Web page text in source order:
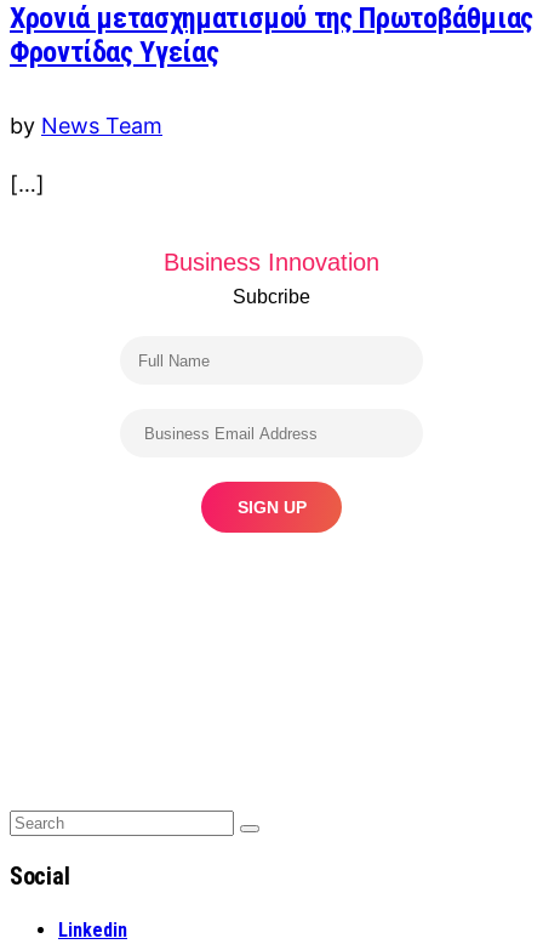
Χρονιά μετασχηματισμού της Πρωτοβάθμιας
Φροντίδας Υγείας
by News Team
[…]
Business Innovation
Subcribe
Search
Search
Social
Linkedin